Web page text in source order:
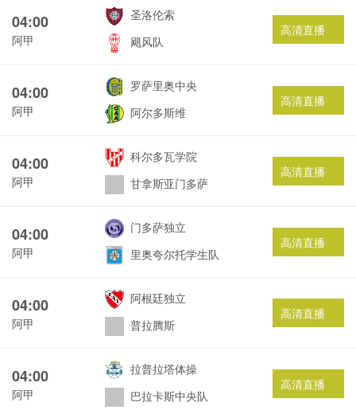
04:00
阿甲
圣洛伦索
飓风队
高清直播
04:00
阿甲
罗萨里奥中央
阿尔多斯维
高清直播
04:00
阿甲
科尔多瓦学院
甘拿斯亚门多萨
高清直播
04:00
阿甲
门多萨独立
里奥夸尔托学生队
高清直播
04:00
阿甲
阿根廷独立
普拉腾斯
高清直播
04:00
阿甲
拉普拉塔体操
巴拉卡斯中央队
高清直播